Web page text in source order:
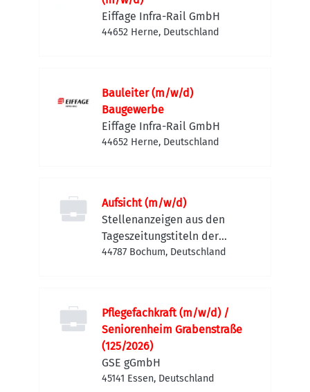
Eiffage Infra-Rail GmbH
44652 Herne, Deutschland
Bauleiter (m/w/d)
Baugewerbe
Eiffage Infra-Rail GmbH
44652 Herne, Deutschland
Aufsicht (m/w/d)
Stellenanzeigen aus den
Tageszeitungstiteln der
FUNKE MEDIEN NRW
44787 Bochum, Deutschland
Pflegefachkraft (m/w/d) /
Seniorenheim Grabenstraße
(125/2026)
GSE gGmbH
45141 Essen, Deutschland